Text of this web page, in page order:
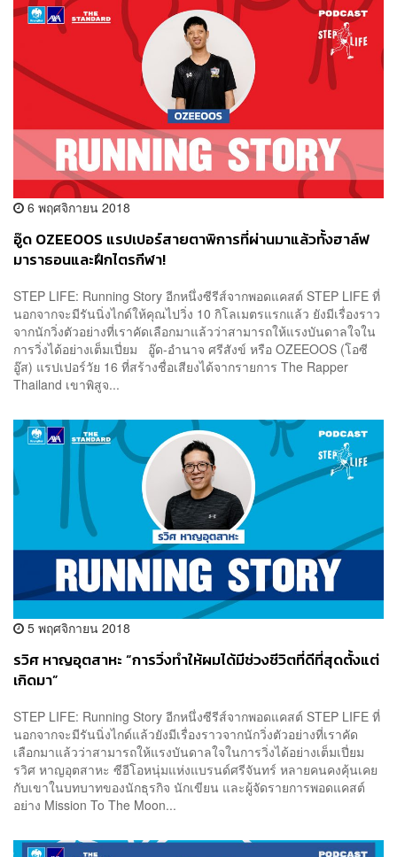
6 พฤศจิกายน 2018
อู๊ด OZEEOOS แรปเปอร์สายตาพิการที่ผ่านมาแล้วทั้งฮาล์ฟ
มาราธอนและฝึกไตรกีฬา!
STEP LIFE: Running Story อีกหนึ่งซีรีส์จากพอดแคสต์ STEP LIFE ที่
นอกจากจะมีรันนิ่งไกด์ให้คุณไปวิ่ง 10 กิโลเมตรแรกแล้ว ยังมีเรื่องราว
จากนักวิ่งตัวอย่างที่เราคัดเลือกมาแล้วว่าสามารถให้แรงบันดาลใจใน
การวิ่งได้อย่างเต็มเปี่ยม อู๊ด-อำนาจ ศรีสังข์ หรือ OZEEOOS (โอซี
อู๊ส) แรปเปอร์วัย 16 ที่สร้างชื่อเสียงได้จากรายการ The Rapper
Thailand เขาพิสูจ...
5 พฤศจิกายน 2018
รวิศ หาญอุตสาหะ “การวิ่งทำให้ผมได้มีช่วงชีวิตที่ดีที่สุดตั้งแต่
เกิดมา”
STEP LIFE: Running Story อีกหนึ่งซีรีส์จากพอดแคสต์ STEP LIFE ที่
นอกจากจะมีรันนิ่งไกด์แล้วยังมีเรื่องราวจากนักวิ่งตัวอย่างที่เราคัด
เลือกมาแล้วว่าสามารถให้แรงบันดาลใจในการวิ่งได้อย่างเต็มเปี่ยม
รวิศ หาญอุตสาหะ ซีอีโอหนุ่มแห่งแบรนด์ศรีจันทร์ หลายคนคงคุ้นเคย
กับเขาในบทบาทของนักธุรกิจ นักเขียน และผู้จัดรายการพอดแคสต์
อย่าง Mission To The Moon...